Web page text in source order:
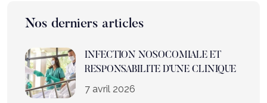
Nos derniers articles
INFECTION NOSOCOMIALE ET
RESPONSABILITE D’UNE CLINIQUE
7 avril 2026